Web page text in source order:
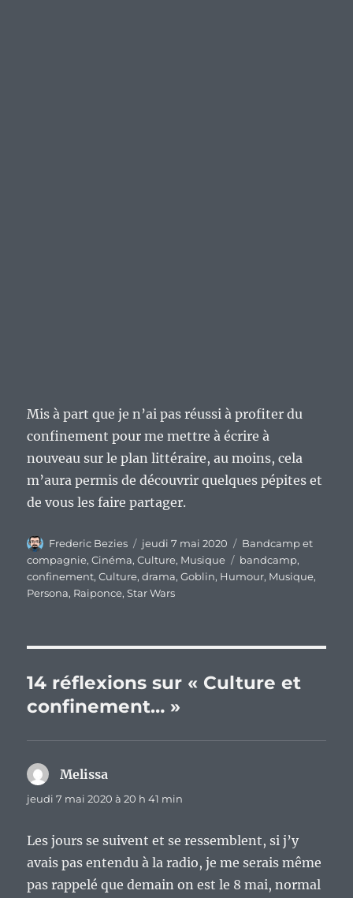
Mis à part que je n’ai pas réussi à profiter du
confinement pour me mettre à écrire à
nouveau sur le plan littéraire, au moins, cela
m’aura permis de découvrir quelques pépites et
de vous les faire partager.
Auteur
Frederic Bezies
Publié
le
jeudi 7 mai 2020 Catégories
Bandcamp et
compagnie,Cinéma,Culture, Musique Étiquettes
bandcamp,
confinement,Culture,drama,Goblin, Humour, Musique,
Persona, Raiponce,Star Wars
14 réflexions sur « Culture et
confinement… »
Melissa
jeudi 7 mai 2020 à 20 h 41 min
Les jours se suivent et se ressemblent, si j’y
avais pas entendu à la radio, je me serais même
pas rappelé que demain on est le 8 mai, normal